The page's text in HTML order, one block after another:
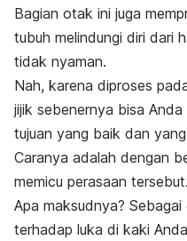
Bagian otak ini juga
tubuh melindungi diri dari
tidak nyaman.
Nah, karena diproses
jijik sebenernya bisa
tujuan yang baik dan
Caranya adalah dengan
memicu perasaan tersebut.
Apa maksudnya?
terhadap luka di kaki